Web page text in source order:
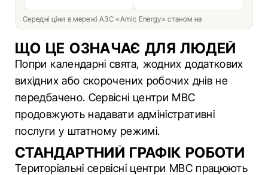
Середні ціни в мережі АЗС «Amic Energy» станом на
ЩО ЦЕ ОЗНАЧАЄ ДЛЯ ЛЮДЕЙ
Попри календарні свята, жодних додаткових
вихідних або скорочених робочих днів не
передбачено. Сервісні центри МВС
продовжують надавати адміністративні
послуги у штатному режимі.
СТАНДАРТНИЙ ГРАФІК РОБОТИ
Територіальні сервісні центри МВС працюють